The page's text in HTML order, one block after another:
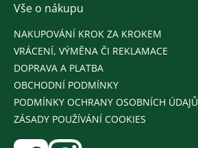
Vše o nákupu
NAKUPOVÁNÍ KROK ZA KROKEM
VRÁCENÍ, VÝMĚNA ČI REKLAMACE
DOPRAVA A PLATBA
OBCHODNÍ PODMÍNKY
PODMÍNKY OCHRANY OSOBNÍCH ÚDAJŮ
ZÁSADY POUŽÍVÁNÍ COOKIES